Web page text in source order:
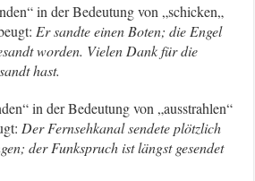
in der Bedeutung von „schicken„
Er sandte einen Boten; die Engel
worden. Vielen Dank für die
hast.
in der Bedeutung von „ausstrahlen“
Der Fernsehkanal sendete plötzlich
der Funkspruch ist längst gesendet